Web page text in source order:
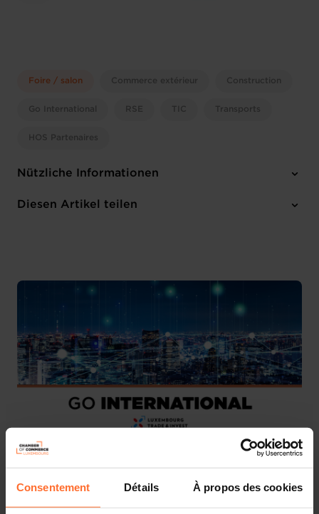
Consentement Détails À propos des cookies
Foire / salon Commerce extérieur Construction
Go International RSE TIC Transports
HOS Partenaires
Nützliche Informationen
Dienstag 4 Nov 2025 > Donnerstag 6 Nov 2025
Diesen Artikel teilen
We have the pleasure to invite you to join the National
Smart City Expo World Congress
biggest and most influential event on urban innovation,